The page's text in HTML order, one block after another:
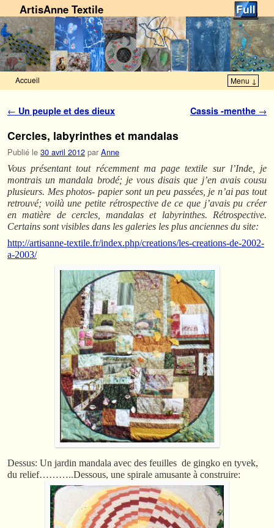
ArtisAnne Textile
Accueil Menu ↓
Navigation des articles
← Un peuple et des dieux Cassis -menthe →
Cercles, labyrinthes et mandalas
Publié le 30 avril 2012 par Anne
Vous présentant tout récemment ma page textile sur l’Inde, je
montrais un mandala brodé; je vous disais que j’en avais cousu
plusieurs. Mes photos- papier sont un peu passées, je n’ai pas tout
retrouvé; voilà une petite rétrospective de ce que j’avais pu créer
en matière de cercles, mandalas et labyrinthes. Rétrospective.
Certains sont visibles dans les galeries les plus anciennes du site:
http://artisanne-textile.fr/index.php/creations/les-creations-de-2002-
a-2003/
Dessus: Un jardin mandala avec des feuilles de gingko en tyvek,
du relief………..Dessous, une spirale amusante à construire: